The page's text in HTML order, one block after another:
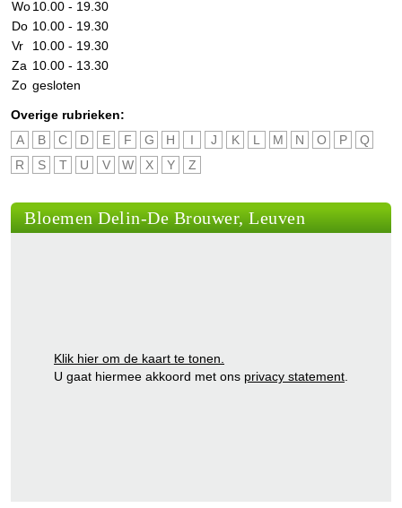
Wo10.00 - 19.30
Do 10.00 - 19.30
Vr
10.00 - 19.30
Za 10.00 - 13.30
Zo gesloten
Overige rubrieken:
A
B C D E F G H I J K L M N O P
Q
R
S T U V W X Y Z
Bloemen Delin-De Brouwer, Leuven
Klik hier om de kaart te tonen.
U gaat hiermee akkoord met ons privacy statement